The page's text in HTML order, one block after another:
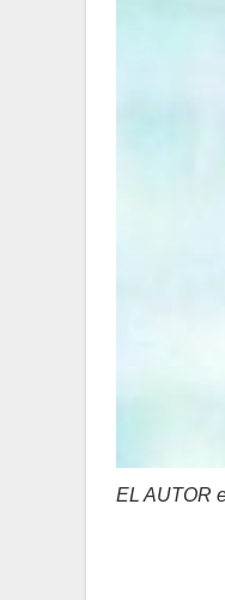
EL AUTOR